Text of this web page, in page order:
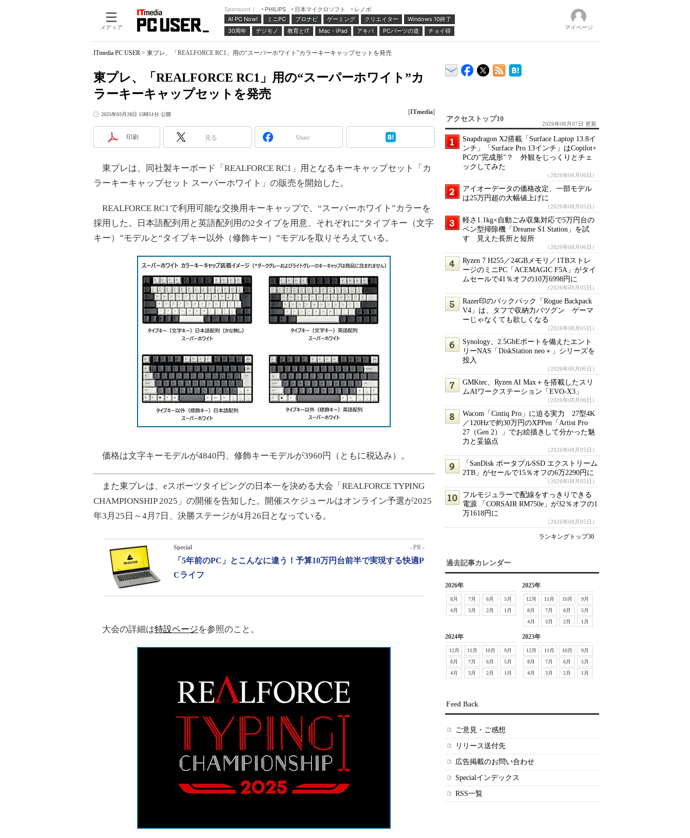
メディア
Sponsord｜ PHILIPS 日本マイクロソフト
レノボ
AI PC Now!
ミニPC プロナビ ゲーミング クリエイター
Windows 10終了
30周年
デジモノ 教育とIT Mac・iPad アキバ PCパーツの道 チョイ得 マイページ
ITmedia PC USER > 東プレ、「REALFORCE RC1」用の“スーパーホワイト”カラーキーキャップセットを発売
東プレ、「REALFORCE RC1」用の“スーパーホワイト”カ
ラーキーキャップセットを発売
2025年03月28日 15時51分 公開 [ITmedia]
印刷 見る Share
東プレは、同社製キーボード「REALFORCE RC1」用となるキーキャップセット「カ
ラーキーキャップセット スーパーホワイト」の販売を開始した。
REALFORCE RC1で利用可能な交換用キーキャップで、“スーパーホワイト”カラーを
採用した。日本語配列用と英語配列用の2タイプを用意、それぞれに“タイプキー（文字
キー）”モデルと“タイプキー以外（修飾キー）”モデルを取りそろえている。
価格は文字キーモデルが4840円、修飾キーモデルが3960円（ともに税込み）。
また東プレは、eスポーツタイピングの日本一を決める大会「REALFORCE TYPING
CHAMPIONSHIP 2025」の開催を告知した。開催スケジュールはオンライン予選が2025
年3月25日～4月7日、決勝ステージが4月26日となっている。
Special - PR -
「5年前のPC」とこんなに違う！予算10万円台前半で実現する快適P
Cライフ
大会の詳細は特設ページを参照のこと。
アクセストップ10
2026年08月07日 更新
Snapdragon X2搭載「Surface Laptop 13.8イ
ンチ」「Surface Pro 13インチ」はCopilot+
PCの“完成形”？ 外観をじっくりとチェ
ックしてみた
（2026年08月06日）
アイオーデータの価格改定、一部モデル
は25万円超の大幅値上げに
（2026年08月05日）
軽さ1.1kg×自動ごみ収集対応で5万円台の
ペン型掃除機「Dreame S1 Station」を試
す 見えた長所と短所
（2026年08月06日）
Ryzen 7 H255／24GBメモリ／1TBストレ
ージのミニPC「ACEMAGIC F5A」がタイ
ムセールで41％オフの10万6998円に
（2026年08月05日）
Razer印のバックパック「Rogue Backpack
V4」は、タフで収納力バツグン ゲーマ
ーじゃなくても欲しくなる
（2026年08月05日）
Synology、2.5GbEポートを備えたエント
リーNAS「DiskStation neo＋」シリーズを
投入
（2026年08月06日）
GMKtec、Ryzen AI Max＋を搭載したスリ
ムAIワークステーション「EVO-X3」
（2026年08月06日）
Wacom「Cintiq Pro」に迫る実力 27型4K
／120Hzで約30万円のXPPen「Artist Pro
27（Gen 2）」でお絵描きして分かった魅
力と妥協点
（2026年08月05日）
「SanDisk ポータブルSSD エクストリーム
2TB」がセールで15％オフの6万2290円に
（2026年08月05日）
フルモジュラーで配線をすっきりできる
電源 「CORSAIR RM750e」が32％オフの1
万1618円に
（2026年08月05日）
ランキングトップ30
過去記事カレンダー
2026年
8月 7月 6月
5月
4月
3月 2月 1月
2025年
12月 11月 10月
9月
8月
7月 6月
5月
4月
3月 2月 1月
2024年
12月 11月 10月
9月
8月
7月 6月
5月
4月
3月 2月 1月
2023年
12月 11月 10月
9月
8月
7月 6月
5月
4月
3月 2月 1月
Feed Back
ご意見・ご感想
リリース送付先
広告掲載のお問い合わせ
Specialインデックス
RSS一覧